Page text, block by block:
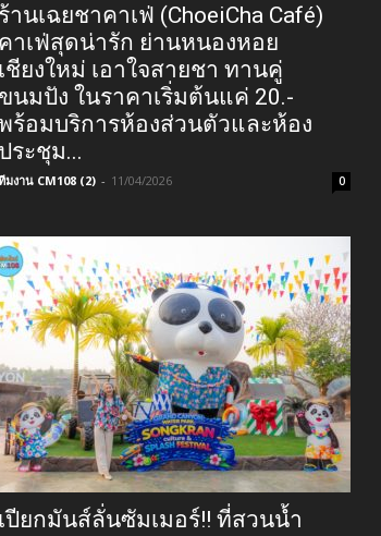
ร้านเฉยชาคาเฟ่ (ChoeiCha Café)
คาเฟ่สุดน่ารัก ย่านหนองหอย
เชียงใหม่ เอาใจสายชา ทานคู่
ขนมปัง ในราคาเริ่มต้นแค่ 20.-
ร้อมบริการห้องส่วนตัวและห้อง
ประชุม...
มงาน CM108 (2) - 11/04/2026 0
เปียกมันส์ลั่นซัมเมอร์!! ที่สวนน้ำ